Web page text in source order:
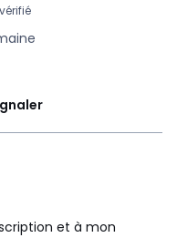
et à mon